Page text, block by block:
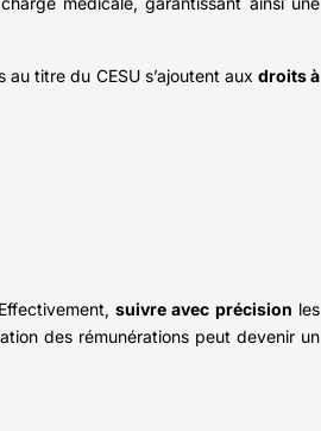
titre du CESU s’ajoutent aux droits à
suivre avec précision les
des rémunérations peut devenir un